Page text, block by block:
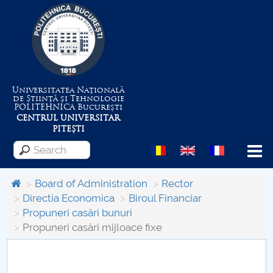
Universitatea Națională
de Știință și Tehnologie
POLITEHNICABucurești
CENTRUL UNIVERSITAR
PITEȘTI
Menu
About the University
Centrul de Management al Proiectelor
Board of Administration
Rector
Directia Economica
Biroul Financiar
Propuneri casări bunuri
Propuneri casări mijloace fixe